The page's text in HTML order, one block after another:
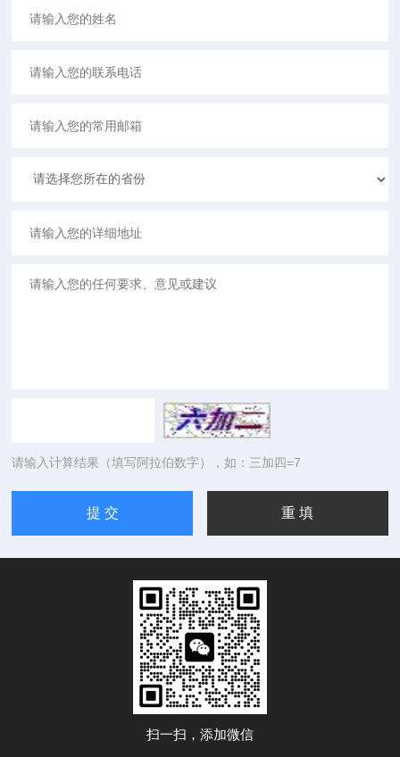
请输入计算结果（填写阿拉伯数字），如：三加四=7
扫一扫，添加微信